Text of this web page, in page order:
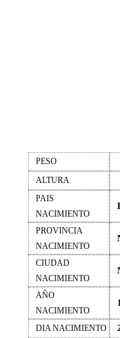
PESO
ALTURA
PAIS
NACIMIENTO
PROVINCIA
NACIMIENTO
CIUDAD
NACIMIENTO
AÑO
NACIMIENTO
DIA NACIMIENTO